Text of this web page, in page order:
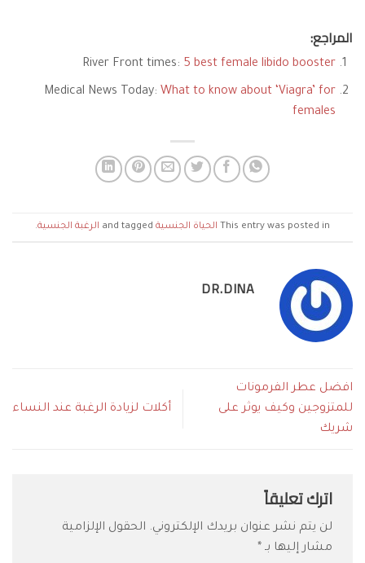
المراجع:
River Front times: 5 best female libido booster
Medical News Today: What to know about ‘Viagra’ for
females
This entry was posted in الحياة الجنسية الرغبة الجنسية.
DR.DINA
افضل عطر الفرمونات
للمتزوجين وكيف يوثر على
شريك
أكلات لزيادة الرغبة عند النساء
اترك تعليقاً
لن يتم نشر عنوان بريدك الإلكتروني. الحقول الإلزامية
مشار إليها بـ *